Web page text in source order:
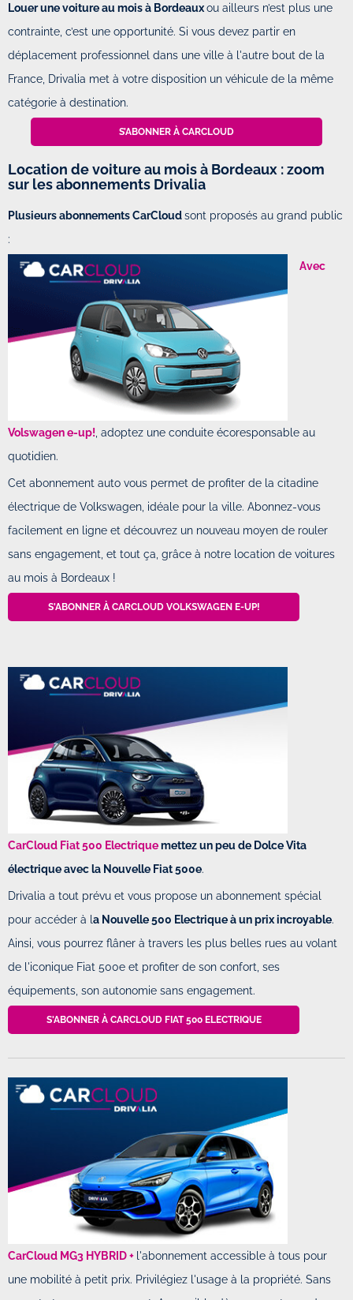
Louer une voiture au mois à Bordeauxou ailleurs n’est plus une
contrainte, c’est une opportunité. Si vous devez partir en
déplacement professionnel dans une ville à l'autre bout de la
France, Drivalia met à votre disposition un véhicule de la même
catégorie à destination.
S’ABONNER À CARCLOUD
Location de voiture au mois à Bordeaux : zoom
sur les abonnements Drivalia
Plusieurs abonnements CarCloudsont proposés au grand public
:
Avec
Volswagen e-up! , adoptez une conduite écoresponsable au
quotidien.
Cet abonnement auto vous permet de profiter de la citadine
électrique de Volkswagen, idéale pour la ville. Abonnez-vous
facilement en ligne et découvrez un nouveau moyen de rouler
sans engagement, et tout ça, grâce à notre location de voitures
au mois à Bordeaux !
S'ABONNER À CARCLOUD VOLKSWAGEN E-UP!
CarCloud Fiat 500 Electriquemettez un peu de Dolce Vita
électrique avec la Nouvelle Fiat 500e.
Drivalia a tout prévu et vous propose un abonnement spécial
pour accéder à l a Nouvelle 500 Electrique à un prix incroyable.
Ainsi, vous pourrez flâner à travers les plus belles rues au volant
de l'iconique Fiat 500e et profiter de son confort, ses
équipements, son autonomie sans engagement.
S'ABONNER À CARCLOUD FIAT 500 ELECTRIQUE
CarCloud MG3 HYBRID + l'abonnement accessible à tous pour
une mobilité à petit prix. Privilégiez l'usage à la propriété. Sans